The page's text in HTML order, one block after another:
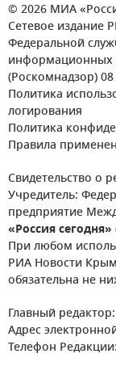
© 2026 МИА
Сетевое издание
Федеральной
информационных
(Роскомнадзор)
Политика
логирования
Политика
Правила
Свидетельство о
Учредитель:
предприятие
«Россия сегодня»
При любом
РИА Новости
обязательна не
Главный редактор:
Адрес
Телефон Редакции: